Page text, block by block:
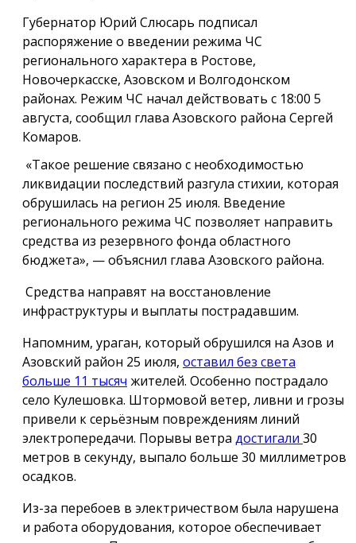
Губернатор Юрий Слюсарь подписал
распоряжение о введении режима ЧС
регионального характера в Ростове,
Новочеркасске, Азовском и Волгодонском
районах. Режим ЧС начал действовать с 18:00 5
августа, сообщил глава Азовского района Сергей
Комаров.
«Такое решение связано с необходимостью
ликвидации последствий разгула стихии, которая
обрушилась на регион 25 июля. Введение
регионального режима ЧС позволяет направить
средства из резервного фонда областного
бюджета», — объяснил глава Азовского района.
Средства направят на восстановление
инфраструктуры и выплаты пострадавшим.
Напомним, ураган, который обрушился на Азов и
Азовский район 25 июля, оставил без света
больше 11 тысяч жителей. Особенно пострадало
село Кулешовка. Штормовой ветер, ливни и грозы
привели к серьёзным повреждениям линий
электропередачи. Порывы ветра достигали 30
метров в секунду, выпало больше 30 миллиметров
осадков.
Из-за перебоев в электричеством была нарушена
и работа оборудования, которое обеспечивает